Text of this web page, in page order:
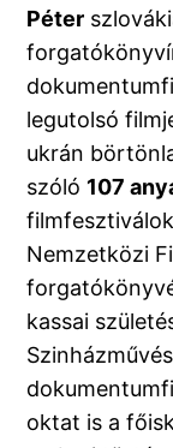
Péter
legutolsó
ukrán
szóló 107
Nemzetközi
kassai
oktat is a